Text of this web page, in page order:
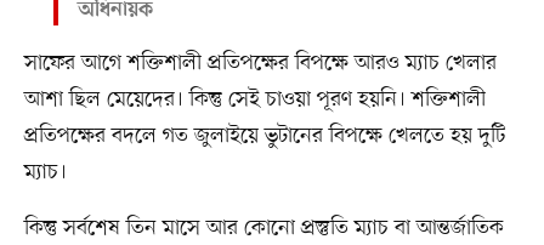
অধিনায়ক
সাফের আগে শক্তিশালী প্রতিপক্ষের বিপক্ষে আরও ম্যাচ খেলার
আশা ছিল মেয়েদের। কিন্তু সেই চাওয়া পূরণ হয়নি। শক্তিশালী
প্রতিপক্ষের বদলে গত জুলাইয়ে ভুটানের বিপক্ষে খেলতে হয় দুটি
ম্যাচ।
কিন্তু সর্বশেষ তিন মাসে আর কোনো প্রস্তুতি ম্যাচ বা আন্তর্জাতিক